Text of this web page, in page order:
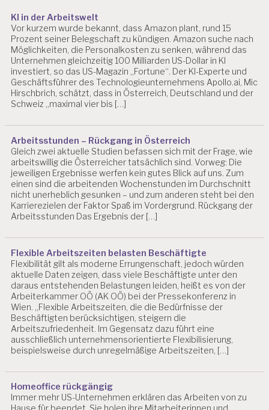
KI in der Arbeitswelt
Vor kurzem wurde bekannt, dass Amazon plant, rund 15
Prozent seiner Belegschaft zu kündigen. Amazon suche nach
Möglichkeiten, die Personalkosten zu senken, während das
Unternehmen gleichzeitig 100 Milliarden US-Dollar in KI
investiert, so das US-Magazin „Fortune“. Der KI-Experte und
Geschäftsführer des Technologieunternehmens Apollo.ai, Mic
Hirschbrich, schätzt, dass in Österreich, Deutschland und der
Schweiz „maximal vier bis […]
Arbeitsstunden – Rückgang in Österreich
Gleich zwei aktuelle Studien befassen sich mit der Frage, wie
arbeitswillig die Österreicher tatsächlich sind. Vorweg: Die
jeweiligen Ergebnisse werfen kein gutes Blick auf uns. Zum
einen sind die arbeitenden Wochenstunden im Durchschnitt
nicht unerheblich gesunken – und zum anderen steht bei den
Karrierezielen der Faktor Spaß im Vordergrund. Rückgang der
Arbeitsstunden Das Ergebnis der […]
Flexible Arbeitszeiten belasten Beschäftigte
Flexibilität gilt als moderne Errungenschaft, jedoch würden
aktuelle Daten zeigen, dass viele Beschäftigte unter den
daraus entstehenden Belastungen leiden, heißt es von der
Arbeiterkammer OÖ (AK OÖ) bei der Pressekonferenz in
Wien. „Flexible Arbeitszeiten, die die Bedürfnisse der
Beschäftigten berücksichtigen, steigern die
Arbeitszufriedenheit. Im Gegensatz dazu führt eine
ausschließlich unternehmensorientierte Flexibilisierung,
beispielsweise durch unregelmäßige Arbeitszeiten, […]
Homeoffice rückgängig
Immer mehr US-Unternehmen erklären das Arbeiten von zu